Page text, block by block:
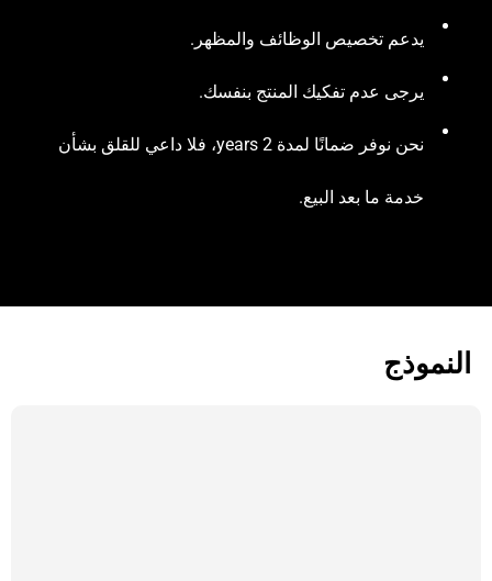
يدعم تخصيص الوظائف والمظهر.
يرجى عدم تفكيك المنتج بنفسك.
نحن نوفر ضمانًا لمدة 2 years، فلا داعي للقلق بشأن
خدمة ما بعد البيع.
النموذج